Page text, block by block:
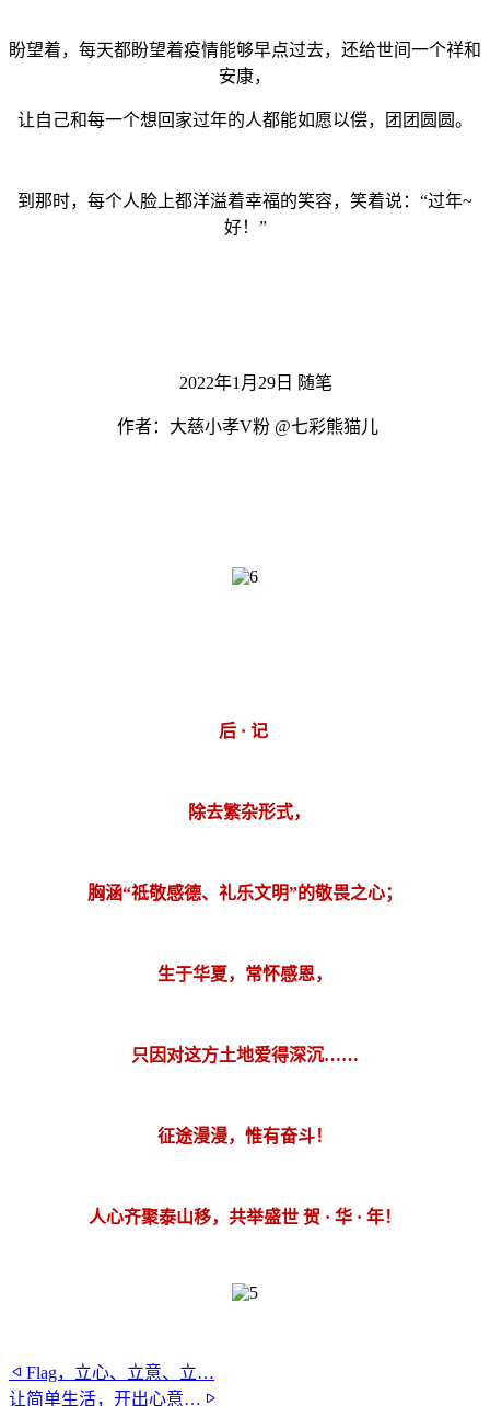
盼望着，每天都盼望着疫情能够早点过去，还给世间一个祥和
安康，
让自己和每一个想回家过年的人都能如愿以偿，团团圆圆。
到那时，每个人脸上都洋溢着幸福的笑容，笑着说：“过年~
好！”
2022年1月29日 随笔
作者：大慈小孝V粉 @七彩熊猫儿
后 · 记
除去繁杂形式，
胸涵“祗敬感德、礼乐文明”的敬畏之心；
生于华夏，常怀感恩，
只因对这方土地爱得深沉……
征途漫漫，惟有奋斗！
人心齐聚泰山移，共举盛世 贺 · 华 · 年！
Flag，立心、立意、立…
让简单生活，开出心意…